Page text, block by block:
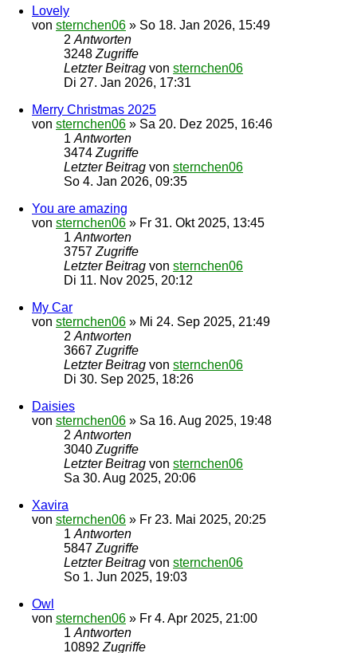
Lovely
von sternchen06 » So 18. Jan 2026, 15:49
2 Antworten
3248 Zugriffe
Letzter Beitrag von sternchen06
Di 27. Jan 2026, 17:31
Merry Christmas 2025
von sternchen06 » Sa 20. Dez 2025, 16:46
1 Antworten
3474 Zugriffe
Letzter Beitrag von sternchen06
So 4. Jan 2026, 09:35
You are amazing
von sternchen06 » Fr 31. Okt 2025, 13:45
1 Antworten
3757 Zugriffe
Letzter Beitrag von sternchen06
Di 11. Nov 2025, 20:12
My Car
von sternchen06 » Mi 24. Sep 2025, 21:49
2 Antworten
3667 Zugriffe
Letzter Beitrag von sternchen06
Di 30. Sep 2025, 18:26
Daisies
von sternchen06 » Sa 16. Aug 2025, 19:48
2 Antworten
3040 Zugriffe
Letzter Beitrag von sternchen06
Sa 30. Aug 2025, 20:06
Xavira
von sternchen06 » Fr 23. Mai 2025, 20:25
1 Antworten
5847 Zugriffe
Letzter Beitrag von sternchen06
So 1. Jun 2025, 19:03
Owl
von sternchen06 » Fr 4. Apr 2025, 21:00
1 Antworten
10892 Zugriffe